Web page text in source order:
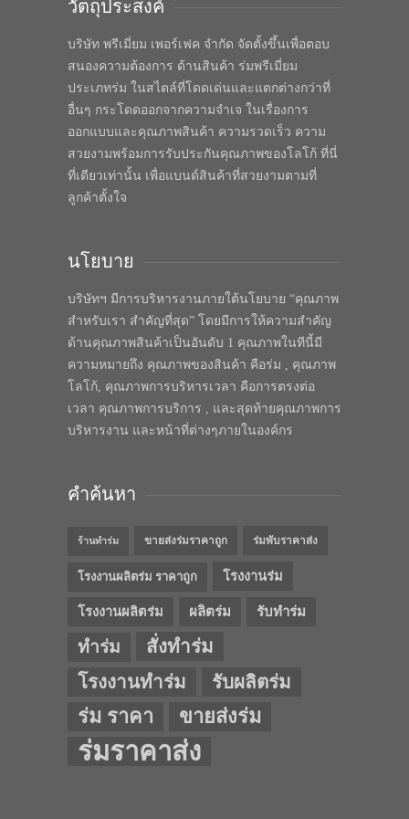
วัตถุประสงค์
บริษัท พรีเมี่ยม เพอร์เฟค จำกัด จัดตั้งขึ้นเพื่อตอบ
สนองความต้องการ ด้านสินค้า ร่มพรีเมี่ยม
ประเภทร่ม ในสไตล์ที่โดดเด่นและแตกต่างกว่าที่
อื่นๆ กระโดดออกจากความจำเจ ในเรื่องการ
ออกแบบและคุณภาพสินค้า ความรวดเร็ว ความ
สวยงามพร้อมการรับประกันคุณภาพของโลโก้ ที่นี่
ที่เดียวเท่านั้น เพื่อแบนด์สินค้าที่สวยงามตามที่
ลูกค้าตั้งใจ
นโยบาย
บริษัทฯ มีการบริหารงานภายใต้นโยบาย “คุณภาพ
สำหรับเรา สำคัญที่สุด” โดยมีการให้ความสำคัญ
ด้านคุณภาพสินค้าเป็นอันดับ 1 คุณภาพในทีนี้มี
ความหมายถึง คุณภาพของสินค้า คือร่ม , คุณภาพ
โลโก้, คุณภาพการบริหารเวลา คือการตรงต่อ
เวลา คุณภาพการบริการ , และสุดท้ายคุณภาพการ
บริหารงาน และหน้าที่ต่างๆภายในองค์กร
คำค้นหา
ร้านทำร่ม ขายส่งร่มราคาถูก ร่มพับราคาส่ง
โรงงานผลิตร่ม ราคาถูก โรงงานร่ม
โรงงานผลิตร่ม ผลิตร่ม รับทำร่ม
ทำร่ม
สั่งทำร่ม
โรงงานทำร่ม
รับผลิตร่ม
ร่ม ราคา ขายส่งร่ม
ร่มราคาส่ง